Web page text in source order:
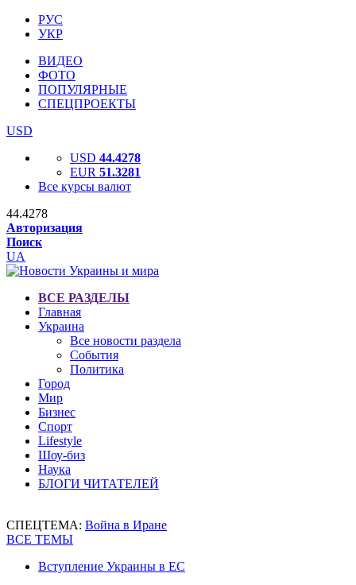
РУС
УКР
ВИДЕО
ФОТО
ПОПУЛЯРНЫЕ
СПЕЦПРОЕКТЫ
USD
USD 44.4278
EUR 51.3281
Все курсы валют
44.4278
Авторизация
Поиск
UA
ВСЕ РАЗДЕЛЫ
Главная
Украина
Все новости раздела
События
Политика
Город
Мир
Бизнес
Спорт
Lifestyle
Шоу-биз
Наука
БЛОГИ ЧИТАТЕЛЕЙ
СПЕЦТЕМА: Война в Иране
ВСЕ ТЕМЫ
Вступление Украины в ЕС